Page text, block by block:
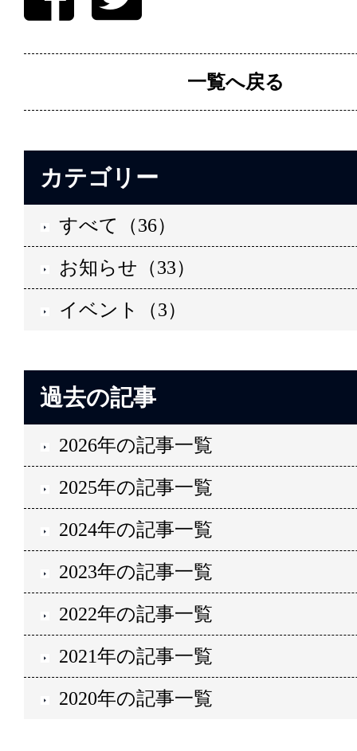
一覧へ戻る
カテゴリー
すべて（36）
お知らせ（33）
イベント（3）
過去の記事
2026年の記事一覧
2025年の記事一覧
2024年の記事一覧
2023年の記事一覧
2022年の記事一覧
2021年の記事一覧
2020年の記事一覧